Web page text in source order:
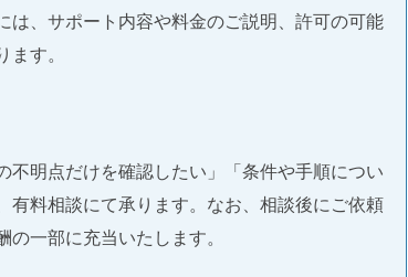
は、サポート内容や料金のご説明、許可の可能
ます。
不明点だけを確認したい」「条件や手順につい
有料相談にて承ります。なお、相談後にご依頼
一部に充当いたします。